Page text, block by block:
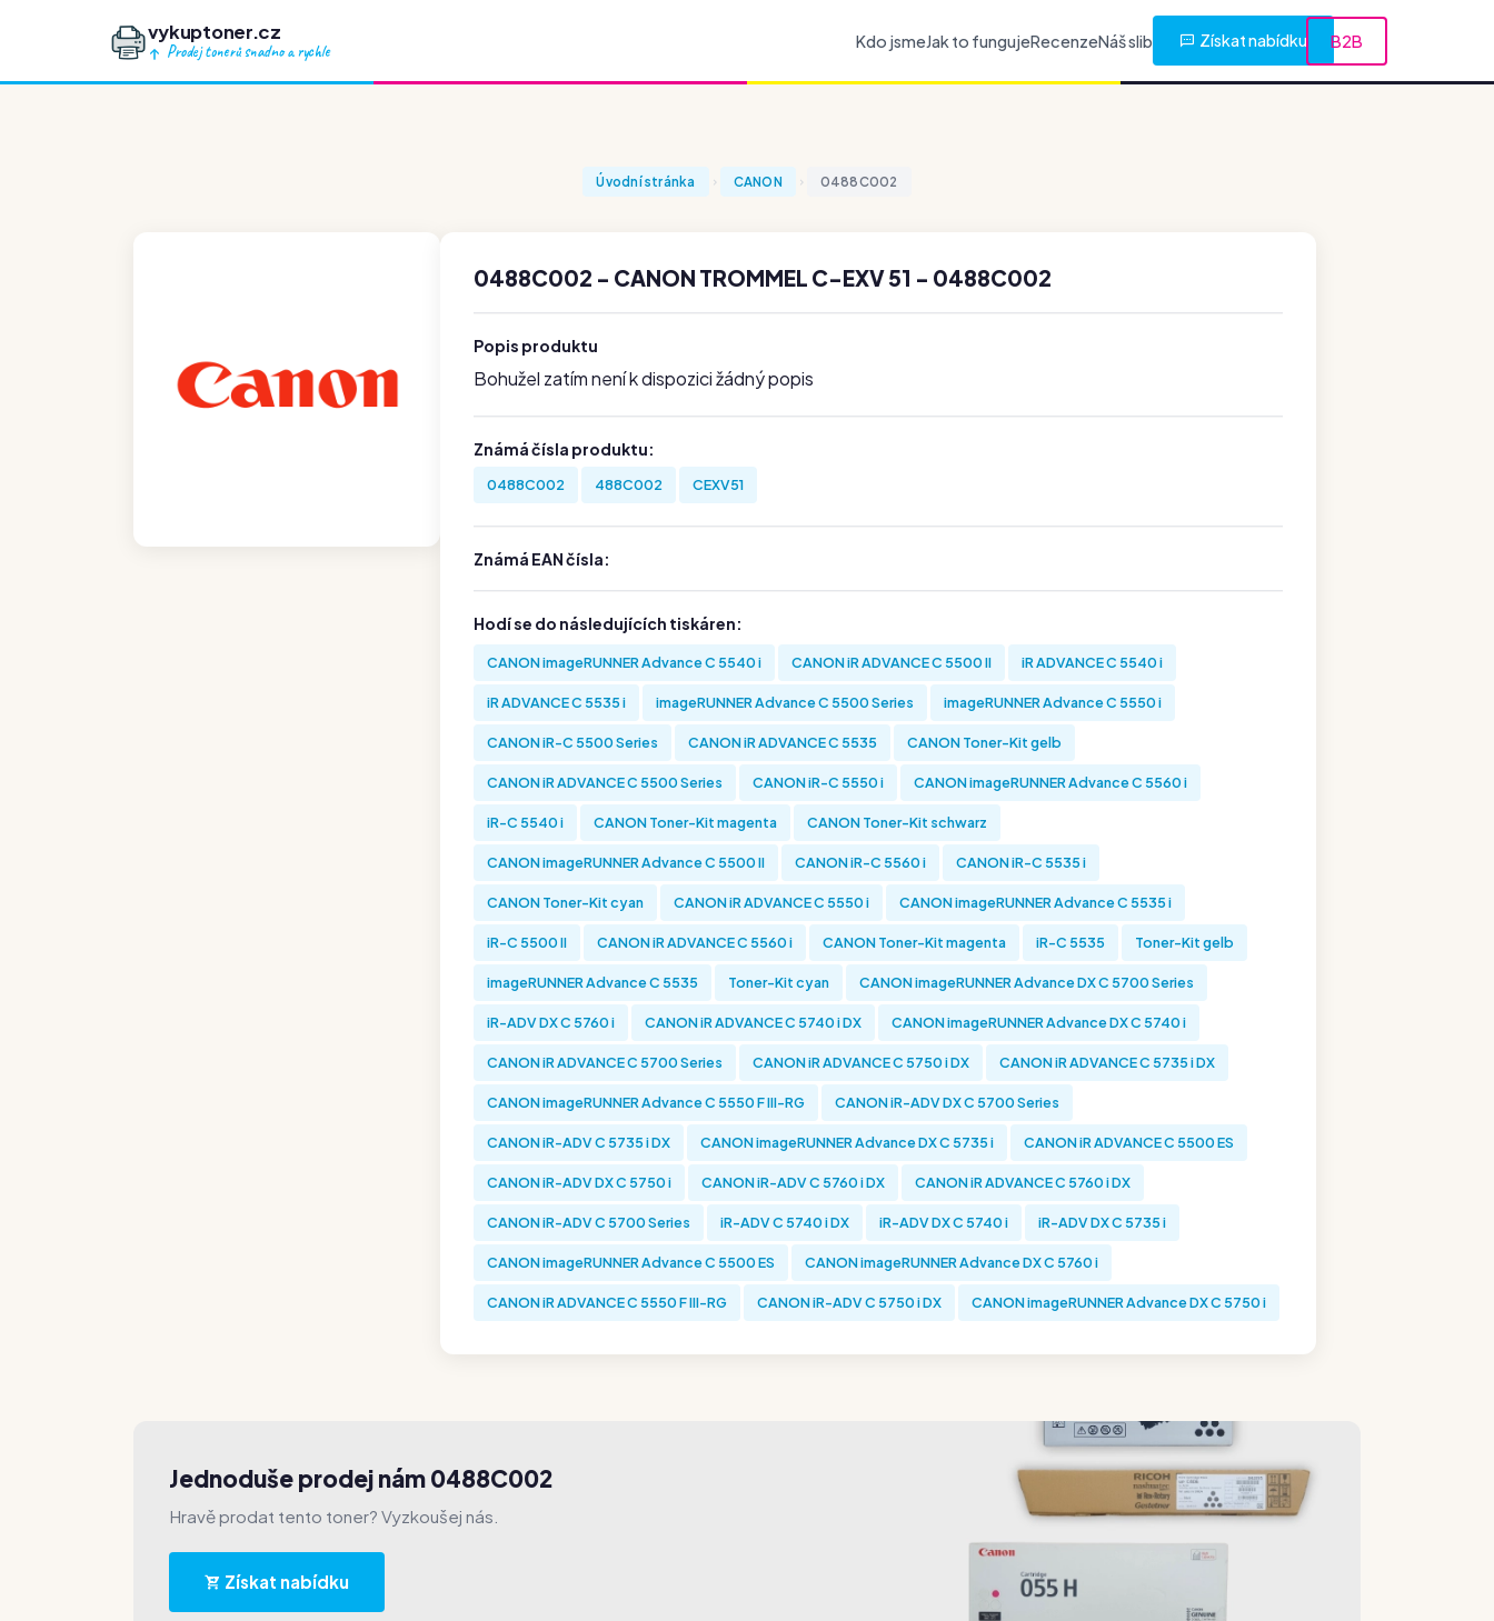
vykuptoner.cz
Prodej tonerů snadno a rychle
Kdo jsmeJak to fungujeRecenzeNáš slib Získat nabídku B2B
Úvodní stránka CANON 0488C002
0488C002 - CANON TROMMEL C-EXV 51 - 0488C002
Popis produktu
Bohužel zatím není k dispozici žádný popis
Známá čísla produktu:
0488C002 488C002 CEXV51
Známá EAN čísla:
Hodí se do následujících tiskáren:
CANON imageRUNNER Advance C 5540 i CANON iR ADVANCE C 5500 II iR ADVANCE C 5540 i
iR ADVANCE C 5535 i imageRUNNER Advance C 5500 Series imageRUNNER Advance C 5550 i
CANON iR-C 5500 Series CANON iR ADVANCE C 5535 CANON Toner-Kit gelb
CANON iR ADVANCE C 5500 Series CANON iR-C 5550 i CANON imageRUNNER Advance C 5560 i
iR-C 5540 i CANON Toner-Kit magenta CANON Toner-Kit schwarz
CANON imageRUNNER Advance C 5500 II CANON iR-C 5560 i CANON iR-C 5535 i
CANON Toner-Kit cyan CANON iR ADVANCE C 5550 i CANON imageRUNNER Advance C 5535 i
iR-C 5500 II CANON iR ADVANCE C 5560 i CANON Toner-Kit magenta iR-C 5535 Toner-Kit gelb
imageRUNNER Advance C 5535 Toner-Kit cyan CANON imageRUNNER Advance DX C 5700 Series
iR-ADV DX C 5760 i CANON iR ADVANCE C 5740 i DX CANON imageRUNNER Advance DX C 5740 i
CANON iR ADVANCE C 5700 Series CANON iR ADVANCE C 5750 i DX CANON iR ADVANCE C 5735 i DX
CANON imageRUNNER Advance C 5550 F III-RG CANON iR-ADV DX C 5700 Series
CANON iR-ADV C 5735 i DX CANON imageRUNNER Advance DX C 5735 i CANON iR ADVANCE C 5500 ES
CANON iR-ADV DX C 5750 i CANON iR-ADV C 5760 i DX CANON iR ADVANCE C 5760 i DX
CANON iR-ADV C 5700 Series iR-ADV C 5740 i DX iR-ADV DX C 5740 i iR-ADV DX C 5735 i
CANON imageRUNNER Advance C 5500 ES CANON imageRUNNER Advance DX C 5760 i
CANON iR ADVANCE C 5550 F III-RG CANON iR-ADV C 5750 i DX CANON imageRUNNER Advance DX C 5750 i
Jednoduše prodej nám 0488C002
Hravě prodat tento toner? Vyzkoušej nás.
Získat nabídku